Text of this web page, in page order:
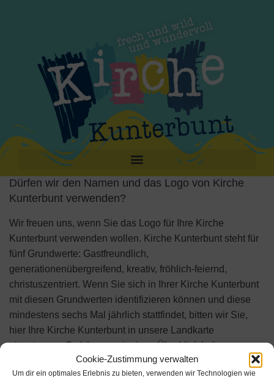
Cookie-Zustimmung verwalten
Um dir ein optimales Erlebnis zu bieten, verwenden wir Technologien wie
Dürfen wir den Namen und das Logo von Kirche
Kunterbunt verwenden?
Wir freuen uns, wenn Sie das Logo für Ihre Kirche
Kunterbunt verwenden wollen. Kirche Kunterbunt steht für
fünf Grundwerte: Gastfreundlich,
generationenübergreifend, kreativ, fröhlich-feiernd,
christuszentriert. Wenn Sie sich in Ihrer Kirche Kunterbunt
mit diesen Grundwerten identifizieren können und diese
mindestens sechs Mal jährlich stattfindet, bitten wir Sie,
hier Ihre Kirche Kunterbunt in unsere Landkarte
einzutragen. So können wir einen Überblick bekommen,
wo Kirche Kunterbunt stattfindet und Ihnen bestmögliche
Unterstützung bieten. Anschließend können Sie hier gerne